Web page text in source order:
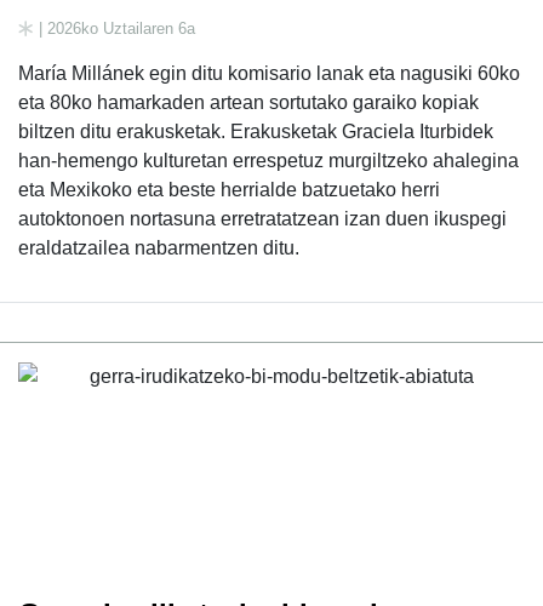
| 2026ko Uztailaren 6a
María Millánek egin ditu komisario lanak eta nagusiki 60ko
eta 80ko hamarkaden artean sortutako garaiko kopiak
biltzen ditu erakusketak. Erakusketak Graciela Iturbidek
han-hemengo kulturetan errespetuz murgiltzeko ahalegina
eta Mexikoko eta beste herrialde batzuetako herri
autoktonoen nortasuna erretratatzean izan duen ikuspegi
eraldatzailea nabarmentzen ditu.